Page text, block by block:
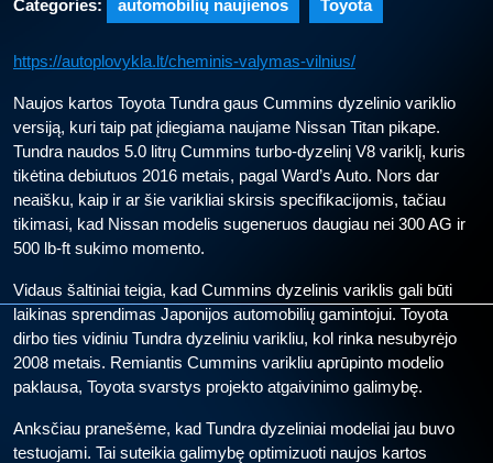
Categories: automobilių naujienos Toyota
https://autoplovykla.lt/cheminis-valymas-vilnius/
Naujos kartos Toyota Tundra gaus Cummins dyzelinio variklio
versiją, kuri taip pat įdiegiama naujame Nissan Titan pikape.
Tundra naudos 5.0 litrų Cummins turbo-dyzelinį V8 variklį, kuris
tikėtina debiutuos 2016 metais, pagal Ward’s Auto. Nors dar
neaišku, kaip ir ar šie varikliai skirsis specifikacijomis, tačiau
tikimasi, kad Nissan modelis sugeneruos daugiau nei 300 AG ir
500 lb-ft sukimo momento.
Vidaus šaltiniai teigia, kad Cummins dyzelinis variklis gali būti
laikinas sprendimas Japonijos automobilių gamintojui. Toyota
dirbo ties vidiniu Tundra dyzeliniu varikliu, kol rinka nesubyrėjo
2008 metais. Remiantis Cummins varikliu aprūpinto modelio
paklausa, Toyota svarstys projekto atgaivinimo galimybę.
Anksčiau pranešėme, kad Tundra dyzeliniai modeliai jau buvo
testuojami. Tai suteikia galimybę optimizuoti naujos kartos